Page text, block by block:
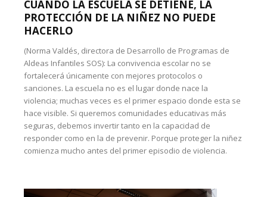
CUANDO LA ESCUELA SE DETIENE, LA
PROTECCIÓN DE LA NIÑEZ NO PUEDE
HACERLO
(Norma Valdés, directora de Desarrollo de Programas de
Aldeas Infantiles SOS): La convivencia escolar no se
fortalecerá únicamente con mejores protocolos o
sanciones. La escuela no es el lugar donde nace la
violencia; muchas veces es el primer espacio donde esta se
hace visible. Si queremos comunidades educativas más
seguras, debemos invertir tanto en la capacidad de
responder como en la de prevenir. Porque proteger la niñez
comienza mucho antes del primer episodio de violencia.